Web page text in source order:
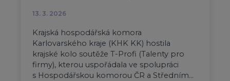
13. 3. 2026
Krajská hospodářská komora
Karlovarského kraje (KHK KK) hostila
krajské kolo soutěže T-Profi (Talenty pro
firmy), kterou uspořádala ve spolupráci
s Hospodářskou komorou ČR a Středním…